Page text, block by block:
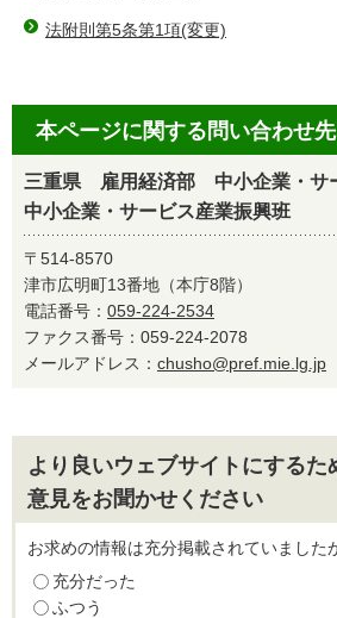
法附則第5条第1項(変更)
本ページに関する問い合わせ先
三重県 雇用経済部 中小企業・サ
中小企業・サービス産業振興班
〒514-8570
津市広明町13番地（本庁8階）
電話番号： 059-224-2534
ファクス番号：059-224-2078
メールアドレス： chusho@pref.mie.lg.jp
より良いウェブサイトにするた
意見をお聞かせください
お求めの情報は充分掲載されていました
充分だった
ふつう